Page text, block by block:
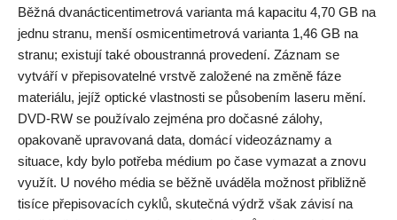
Běžná dvanácticentimetrová varianta má kapacitu 4,70 GB na
jednu stranu, menší osmicentimetrová varianta 1,46 GB na
stranu; existují také oboustranná provedení. Záznam se
vytváří v přepisovatelné vrstvě založené na změně fáze
materiálu, jejíž optické vlastnosti se působením laseru mění.
DVD-RW se používalo zejména pro dočasné zálohy,
opakovaně upravovaná data, domácí videozáznamy a
situace, kdy bylo potřeba médium po čase vymazat a znovu
využít. U nového média se běžně uváděla možnost přibližně
tisíce přepisovacích cyklů, skutečná výdrž však závisí na